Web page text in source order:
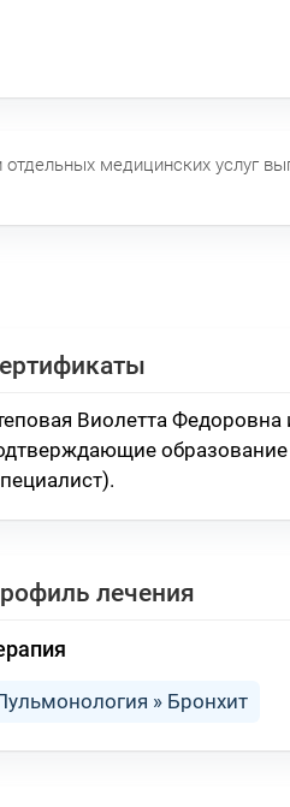
отдельных медицинских услуг
Виолетта Федоровна
.
лечения
» Бронхит